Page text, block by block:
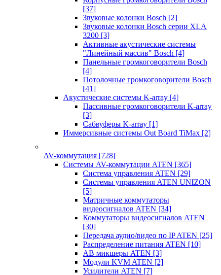
[37]
Звуковые колонки Bosch [2]
Звуковые колонки Bosch серии XLA
3200 [3]
Активные акустические системы
"Линейный массив" Bosch [4]
Панельные громкоговорители Bosch
[4]
Потолочные громкоговорители Bosch
[41]
Акустические системы K-array [4]
Пассивные громкоговорители K-array
[3]
Сабвуферы K-array [1]
Иммерсивные системы Out Board TiMax [2]
AV-коммутация [728]
Системы AV-коммутации ATEN [365]
Система управления ATEN [29]
Системы управления ATEN UNIZON
[5]
Матричные коммутаторы
видеосигналов ATEN [34]
Коммутаторы видеосигналов ATEN
[30]
Передача аудио/видео по IP ATEN [25]
Распределение питания ATEN [10]
АВ микшеры ATEN [3]
Модули KVM ATEN [2]
Усилители ATEN [7]